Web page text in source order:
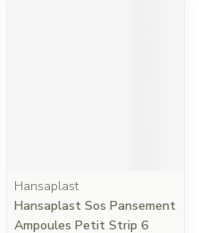
Hansaplast
Hansaplast Sos Pansement
Ampoules Petit Strip 6